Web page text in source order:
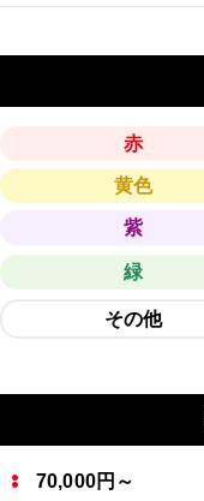
赤
黄色
紫
緑
その他
70,000円～